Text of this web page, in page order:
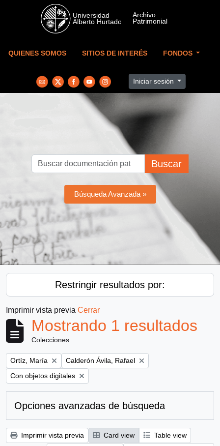
Skip to main content
QUIENES SOMOS SITIOS DE INTERÉS FONDOS
Iniciar sesión
Buscar
Búsqueda Avanzada »
Restringir resultados por:
Imprimir vista previa Cerrar
Mostrando 1 resultados
Colecciones
Remove filter:
Ortíz, María Remove filter:
Calderón Ávila, Rafael
Remove filter:
Con objetos digitales
Opciones avanzadas de búsqueda
Imprimir vista previa Card view
Table view